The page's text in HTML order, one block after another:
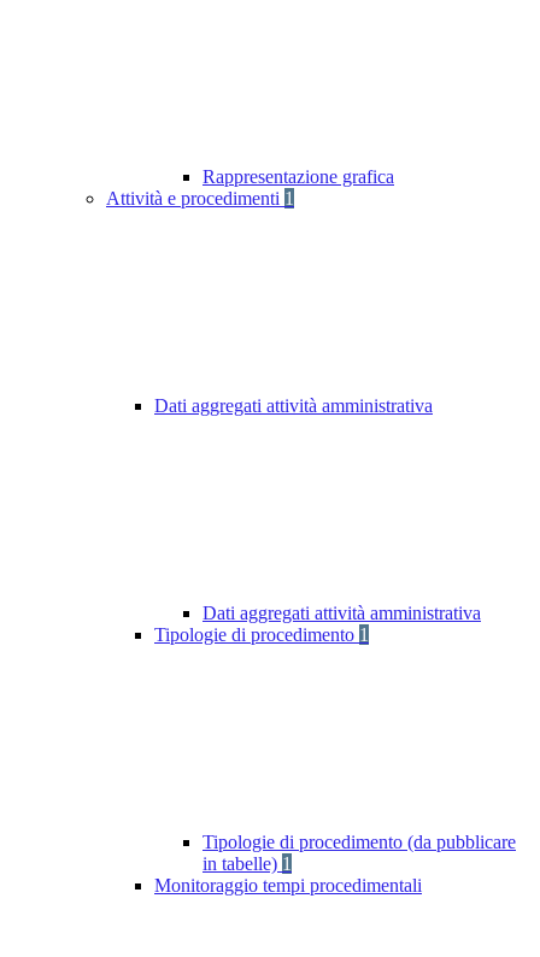
Rappresentazione grafica
Attività e procedimenti 1
Dati aggregati attività amministrativa
Dati aggregati attività amministrativa
Tipologie di procedimento 1
Tipologie di procedimento (da pubblicare
in tabelle) 1
Monitoraggio tempi procedimentali